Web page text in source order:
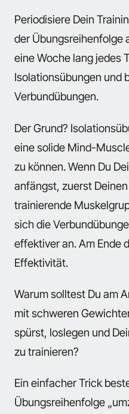
Periodisiere Dein
der Übungsreihenfolge
eine Woche lang jedes
Isolationsübungen und
Verbundübungen.
Der Grund?
eine solide Mind-
zu können. Wenn Du
anfängst, zuerst Deinen
trainierende
sich die
effektiver an. Am Ende
Effektivität.
Warum solltest Du am
mit schweren
spürst, loslegen und
zu trainieren?
Ein einfacher Trick
Übungsreihenfolge